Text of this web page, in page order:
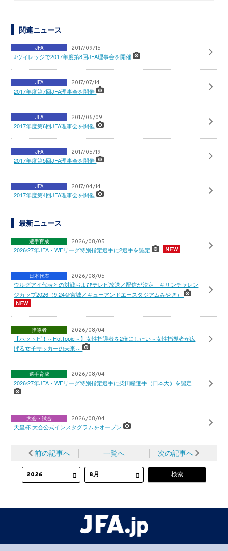
関連ニュース
JFA 2017/09/15
Jヴィレッジで2017年度第8回JFA理事会を開催
JFA 2017/07/14
2017年度第7回JFA理事会を開催
JFA 2017/06/09
2017年度第6回JFA理事会を開催
JFA 2017/05/19
2017年度第5回JFA理事会を開催
JFA 2017/04/14
2017年度第4回JFA理事会を開催
最新ニュース
選手育成 2026/08/05
2026/27年JFA・WEリーグ特別指定選手に2選手を認定
日本代表 2026/08/05
ウルグアイ代表との対戦およびテレビ放送／配信が決定 キリンチャレン
ジカップ2026（9.24＠宮城／キューアンドエースタジアムみやぎ）
指導者 2026/08/04
【ホットピ！～HotTopic～】女性指導者を2倍にしたい～女性指導者が広
げる女子サッカーの未来～
選手育成 2026/08/04
2026/27年JFA・WEリーグ特別指定選手に柴田瞳選手（日本大）を認定
大会・試合 2026/08/04
天皇杯 大会公式インスタグラムをオープン
前の記事へ │ 一覧へ │ 次の記事へ